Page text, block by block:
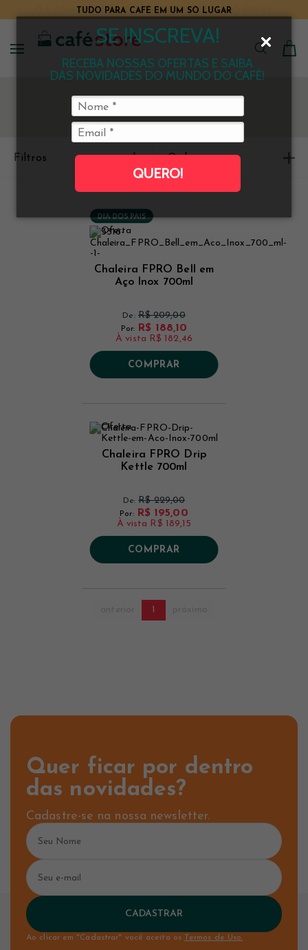
SE INSCREVA!
RECEBA NOSSAS OFERTAS E SAIBA
DAS NOVIDADES DO MUNDO DO CAFÉ!
QUERO!
TUDO PARA CAFÉ EM UM SÓ LUGAR
Filtros Ordenar
Chaleira FPRO Bell em
Aço Inox 700ml
De: R$ 209,00
Por: R$ 188,10
À vista R$ 182,46
COMPRAR
Chaleira FPRO Drip
Kettle 700ml
De:R$ 229,00
Por: R$ 195,00
À vista R$ 189,15
COMPRAR
1
Quer ficar por dentro
das novidades?
Cadastre-se na nossa newsletter.
CADASTRAR
Ao clicar em "Cadastrar" você aceita os Termos de Uso.